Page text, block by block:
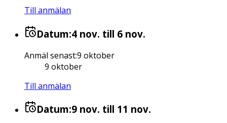
Till anmälan
Datum:4 nov. till 6 nov.
Anmäl senast:9 oktober
9 oktober
Till anmälan
Datum:9 nov. till 11 nov.